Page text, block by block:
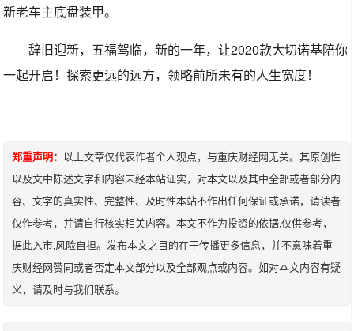
新老车主底盘装甲。
辞旧迎新，五福驾临，新的一年，让2020款大切诺基陪你
一起开启！探索更远的远方，领略前所未有的人生宽度！
郑重声明： 以上文章仅代表作者个人观点，与重庆财经网无关。其原创性
以及文中陈述文字和内容未经本站证实，对本文以及其中全部或者部分内
容、文字的真实性、完整性、及时性本站不作出任何保证或承诺，请读者
仅作参考，并请自行核实相关内容。本文不作为投资的依据,仅供参考，
据此入市,风险自担。发布本文之目的在于传播更多信息，并不意味着重
庆财经网赞同或者否定本文部分以及全部观点或内容。如对本文内容有疑
义，请及时与我们联系。